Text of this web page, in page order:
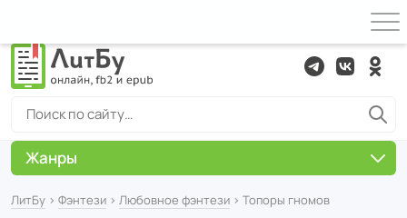
ЛитБу › Фэнтези › Любовное фэнтези › Топоры гномов
Жанры